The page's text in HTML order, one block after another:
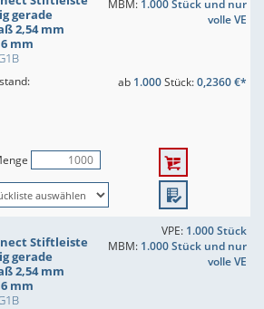
gerade
2,54 mm
mm
MBM: 1.000 Stück und nur
volle VE
ab 1.000Stück:0,2360 €*
Stiftleiste
gerade
2,54 mm
mm
VPE: 1.000 Stück
MBM: 1.000 Stück und nur
volle VE